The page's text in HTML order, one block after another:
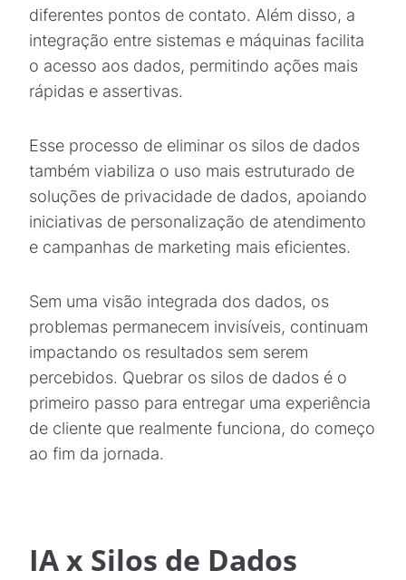
diferentes pontos de contato. Além disso, a
integração entre sistemas e máquinas facilita
o acesso aos dados, permitindo ações mais
rápidas e assertivas.
Esse processo de eliminar os silos de dados
também viabiliza o uso mais estruturado de
soluções de privacidade de dados, apoiando
iniciativas de personalização de atendimento
e campanhas de marketing mais eficientes.
Sem uma visão integrada dos dados, os
problemas permanecem invisíveis, continuam
impactando os resultados sem serem
percebidos. Quebrar os silos de dados é o
primeiro passo para entregar uma experiência
de cliente que realmente funciona, do começo
ao fim da jornada.
IA x Silos de Dados